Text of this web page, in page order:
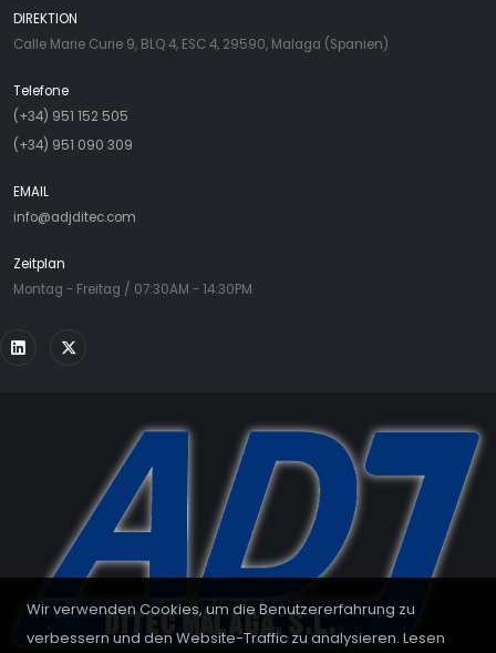
Wir verwenden Cookies, um die Benutzererfahrung zu
verbessern und den Website-Traffic zu analysieren. Lesen
DIREKTION
Calle Marie Curie 9, BLQ 4, ESC 4, 29590, Malaga (Spanien)
Telefone
(+34) 951 152 505
(+34) 951 090 309
EMAIL
info@adjditec.com
Zeitplan
Montag - Freitag / 07:30AM - 14:30PM